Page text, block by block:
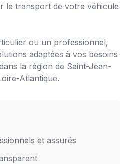
le transport de votre véhicule
ou un professionnel,
adaptées à vos besoins
la région de Saint-Jean-
Atlantique.
et assurés